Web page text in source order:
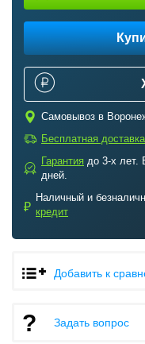
c Самовывоз в
a Бесплатная доставка
b
Гарантия до 3-х лет.
дней.
₽
Наличный и
кредит
Добавить к
Задать вопрос